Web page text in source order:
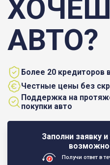
Заполни заявку
Получи ответ в
АВТО?
Более 20 кредиторов
Честные цены без
Поддержка на
покупки авто